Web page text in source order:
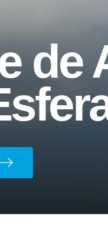
Frigorífico
Carrega-tudo
de